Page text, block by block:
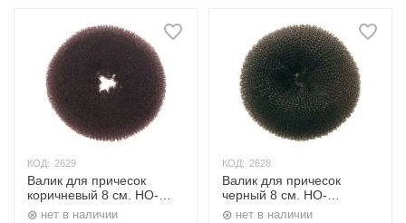
КОД: 2629
Валик для причесок
коричневый 8 см. HO-
5321S/10 Dewal
нет в наличии
КОД: 2628
Валик для причесок
черный 8 см. HO-
5321S/10 Dewal
нет в наличии